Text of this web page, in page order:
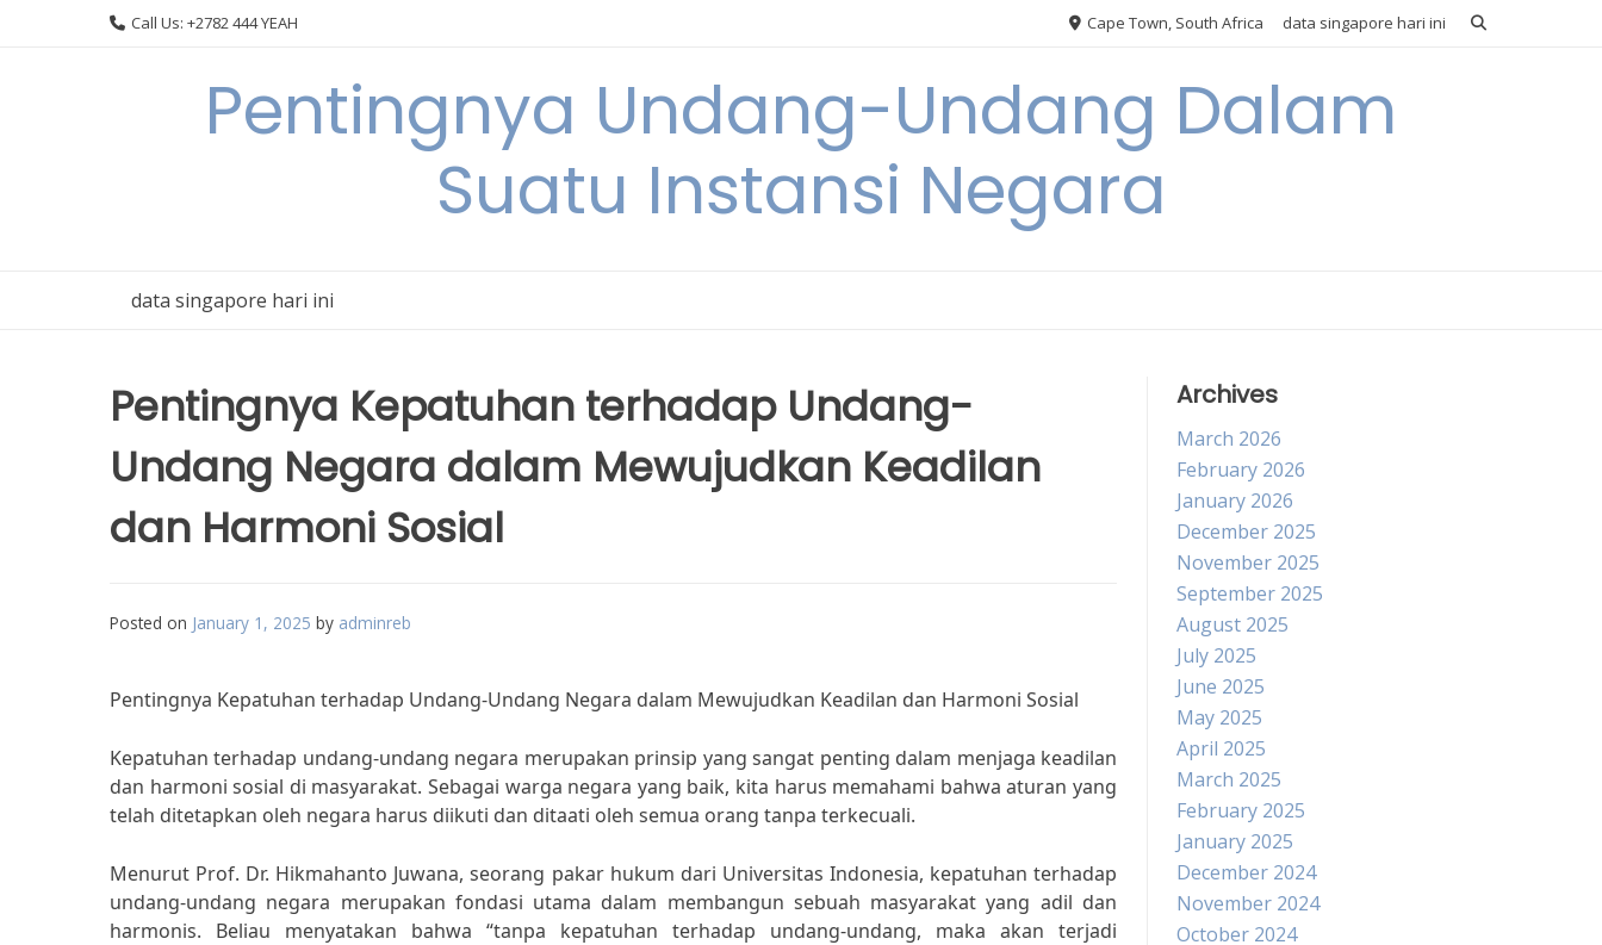
Call Us: +2782 444 YEAH Cape Town, South Africa data singapore hari ini
Pentingnya Undang-Undang Dalam
Suatu Instansi Negara
data singapore hari ini
Pentingnya Kepatuhan terhadap Undang-
Undang Negara dalam Mewujudkan Keadilan
dan Harmoni Sosial
Posted on January 1, 2025 by adminreb
Pentingnya Kepatuhan terhadap Undang-Undang Negara dalam Mewujudkan Keadilan dan Harmoni Sosial
Kepatuhan terhadap undang-undang negara merupakan prinsip yang sangat penting dalam menjaga keadilan
dan harmoni sosial di masyarakat. Sebagai warga negara yang baik, kita harus memahami bahwa aturan yang
telah ditetapkan oleh negara harus diikuti dan ditaati oleh semua orang tanpa terkecuali.
Menurut Prof. Dr. Hikmahanto Juwana, seorang pakar hukum dari Universitas Indonesia, kepatuhan terhadap
undang-undang negara merupakan fondasi utama dalam membangun sebuah masyarakat yang adil dan
harmonis. Beliau menyatakan bahwa “tanpa kepatuhan terhadap undang-undang, maka akan terjadi
Archives
March 2026
February 2026
January 2026
December 2025
November 2025
September 2025
August 2025
July 2025
June 2025
May 2025
April 2025
March 2025
February 2025
January 2025
December 2024
November 2024
October 2024